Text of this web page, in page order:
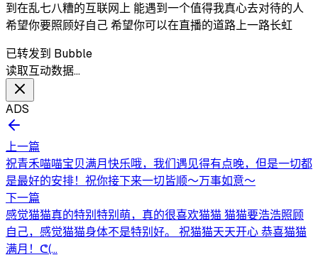
到在乱七八糟的互联网上 能遇到一个值得我真心去对待的人
希望你要照顾好自己 希望你可以在直播的道路上一路长虹
已转发到 Bubble
读取互动数据…
ADS
上一篇
祝青禾喵喵宝贝满月快乐哦，我们遇见得有点晚，但是一切都
是最好的安排！祝你接下来一切皆顺～万事如意～
下一篇
感觉猫猫真的特别特别萌，真的很喜欢猫猫 猫猫要浩浩照顾
自己，感觉猫猫身体不是特别好。 祝猫猫天天开心 恭喜猫猫
满月！ᕦ(...